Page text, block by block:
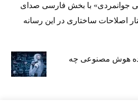
جوانمردی» با بخش فارسی صدای
اصلاحات ساختاری در این رسانه
هوش مصنوعی چه